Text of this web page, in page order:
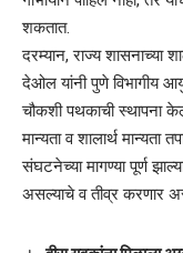
शकतात.
दरम्यान, राज्य शासनाच्या
देओल यांनी पुणे विभागीय
चौकशी पथकाची स्थापना
मान्यता व शालार्थ मान्यता
संघटनेच्या मागण्या पूर्ण
असल्याचे व तीव्र करणार